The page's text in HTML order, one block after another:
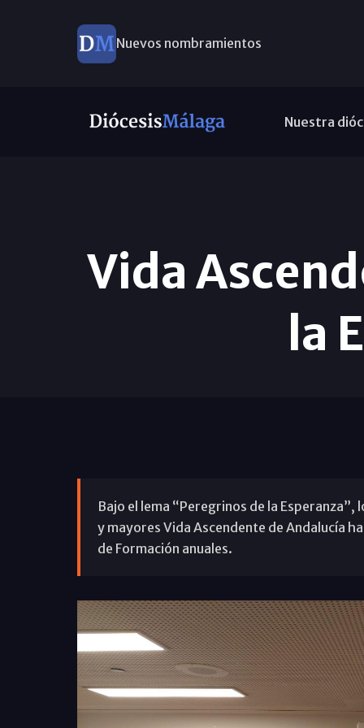
Este domingo, Campaña Pro Templos
Nuestra
Vida
la
Bajo el lema “Peregrinos de la
y mayores Vida Ascendente de Andalucía
de Formación anuales.